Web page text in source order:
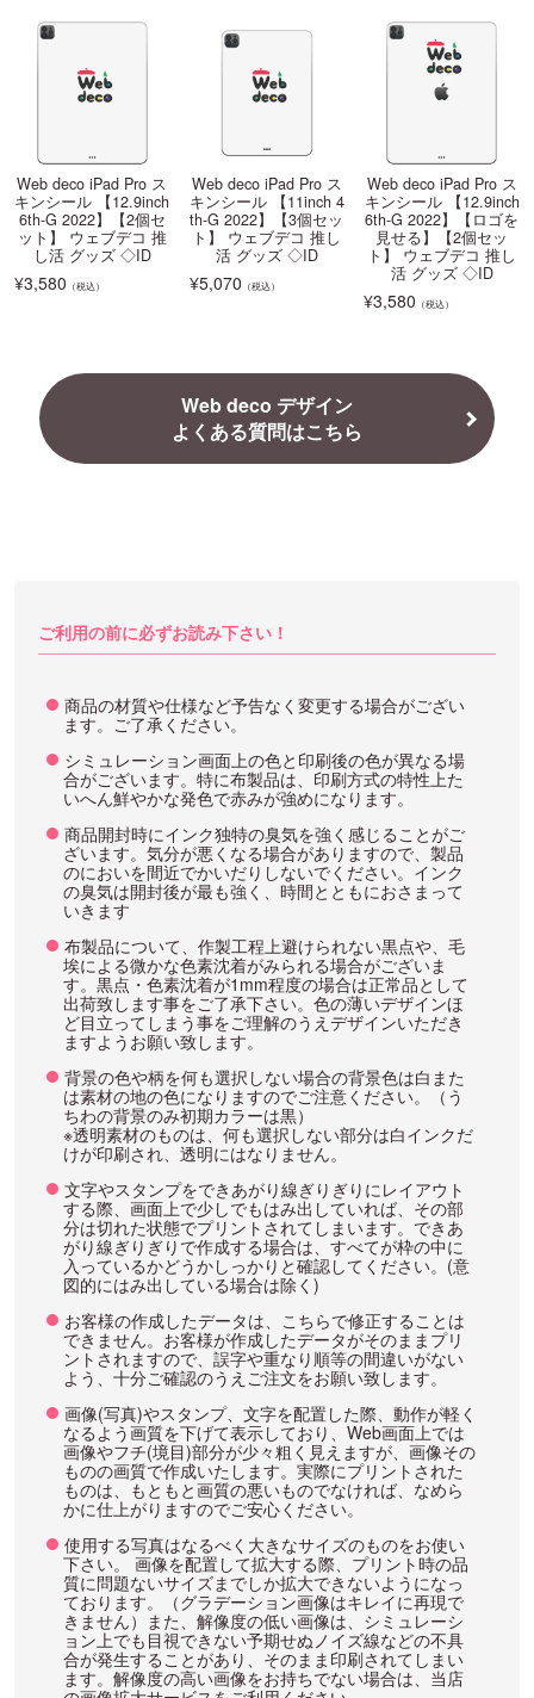
Web deco iPad Pro ス
キンシール 【12.9inch
6th-G 2022】【2個セ
ット】 ウェブデコ 推
し活 グッズ ◇ID
¥3,580 （税込）
Web deco iPad Pro ス
キンシール 【11inch 4
th-G 2022】【3個セッ
ト】 ウェブデコ 推し
活 グッズ ◇ID
¥5,070 （税込）
Web deco iPad Pro ス
キンシール 【12.9inch
6th-G 2022】【ロゴを
見せる】【2個セッ
ト】 ウェブデコ 推し
活 グッズ ◇ID
¥3,580 （税込）
Web deco デザイン
よくある質問はこちら
ご利用の前に必ずお読み下さい！
商品の材質や仕様など予告なく変更する場合がござい
ます。ご了承ください。
シミュレーション画面上の色と印刷後の色が異なる場
合がございます。特に布製品は、印刷方式の特性上た
いへん鮮やかな発色で赤みが強めになります。
商品開封時にインク独特の臭気を強く感じることがご
ざいます。気分が悪くなる場合がありますので、製品
のにおいを間近でかいだりしないでください。インク
の臭気は開封後が最も強く、時間とともにおさまって
いきます
布製品について、作製工程上避けられない黒点や、毛
埃による微かな色素沈着がみられる場合がございま
す。黒点・色素沈着が1mm程度の場合は正常品として
出荷致します事をご了承下さい。色の薄いデザインほ
ど目立ってしまう事をご理解のうえデザインいただき
ますようお願い致します。
背景の色や柄を何も選択しない場合の背景色は白また
は素材の地の色になりますのでご注意ください。（う
ちわの背景のみ初期カラーは黒）
※透明素材のものは、何も選択しない部分は白インクだ
けが印刷され、透明にはなりません。
文字やスタンプをできあがり線ぎりぎりにレイアウト
する際、画面上で少しでもはみ出していれば、その部
分は切れた状態でプリントされてしまいます。できあ
がり線ぎりぎりで作成する場合は、すべてが枠の中に
入っているかどうかしっかりと確認してください。(意
図的にはみ出している場合は除く)
お客様の作成したデータは、こちらで修正することは
できません。お客様が作成したデータがそのままプリ
ントされますので、誤字や重なり順等の間違いがない
よう、十分ご確認のうえご注文をお願い致します。
画像(写真)やスタンプ、文字を配置した際、動作が軽く
なるよう画質を下げて表示しており、Web画面上では
画像やフチ(境目)部分が少々粗く見えますが、画像その
ものの画質で作成いたします。実際にプリントされた
ものは、もともと画質の悪いものでなければ、なめら
かに仕上がりますのでご安心ください。
使用する写真はなるべく大きなサイズのものをお使い
下さい。 画像を配置して拡大する際、プリント時の品
質に問題ないサイズまでしか拡大できないようになっ
ております。（グラデーション画像はキレイに再現で
きません）また、解像度の低い画像は、シミュレーシ
ョン上でも目視できない予期せぬノイズ線などの不具
合が発生することがあり、そのまま印刷されてしまい
ます。解像度の高い画像をお持ちでない場合は、当店